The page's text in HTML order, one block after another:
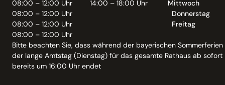
08:00 – 12:00 Uhr
14:00 – 18:00 Uhr
Mittwoch
08:00 – 12:00 Uhr
Donnerstag
08:00 – 12:00 Uhr
Freitag
08:00 – 12:00 Uhr
Bitte beachten Sie, dass während der bayerischen Sommerferien
der lange Amtstag (Dienstag) für das gesamte Rathaus ab sofort
bereits um 16:00 Uhr endet